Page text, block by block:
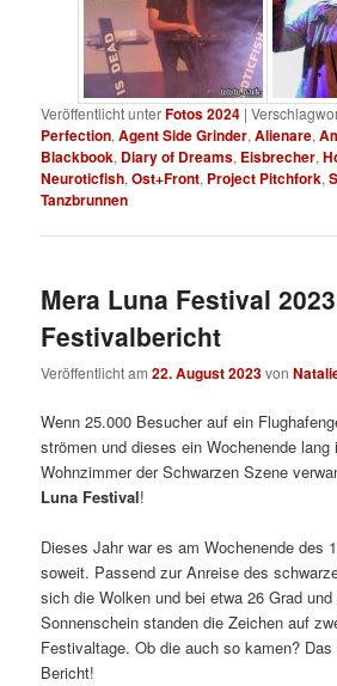
Veröffentlicht unterFotos 2024 |
Perfection,Agent Side Grinder,Alienare,
Blackbook, Diary of Dreams, Eisbrecher,
Neuroticfish,Ost+Front, Project Pitchfork,
Tanzbrunnen
Mera Luna Festival
Festivalbericht
Veröffentlicht am22. August 2023von
Wenn 25.000 Besucher auf ein
strömen und dieses ein Wochenende lang
Wohnzimmer der Schwarzen Szene
Luna Festival!
Dieses Jahr war es am Wochenende des
soweit. Passend zur Anreise des
sich die Wolken und bei etwa 26 Grad und
Sonnenschein standen die Zeichen auf
Festivaltage. Ob die auch so kamen?
Bericht!